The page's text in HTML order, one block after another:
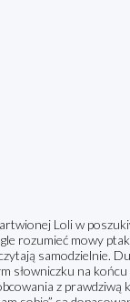
Loli w
rozumieć mowy
samodzielnie.
słowniczku na
z prawdziwą